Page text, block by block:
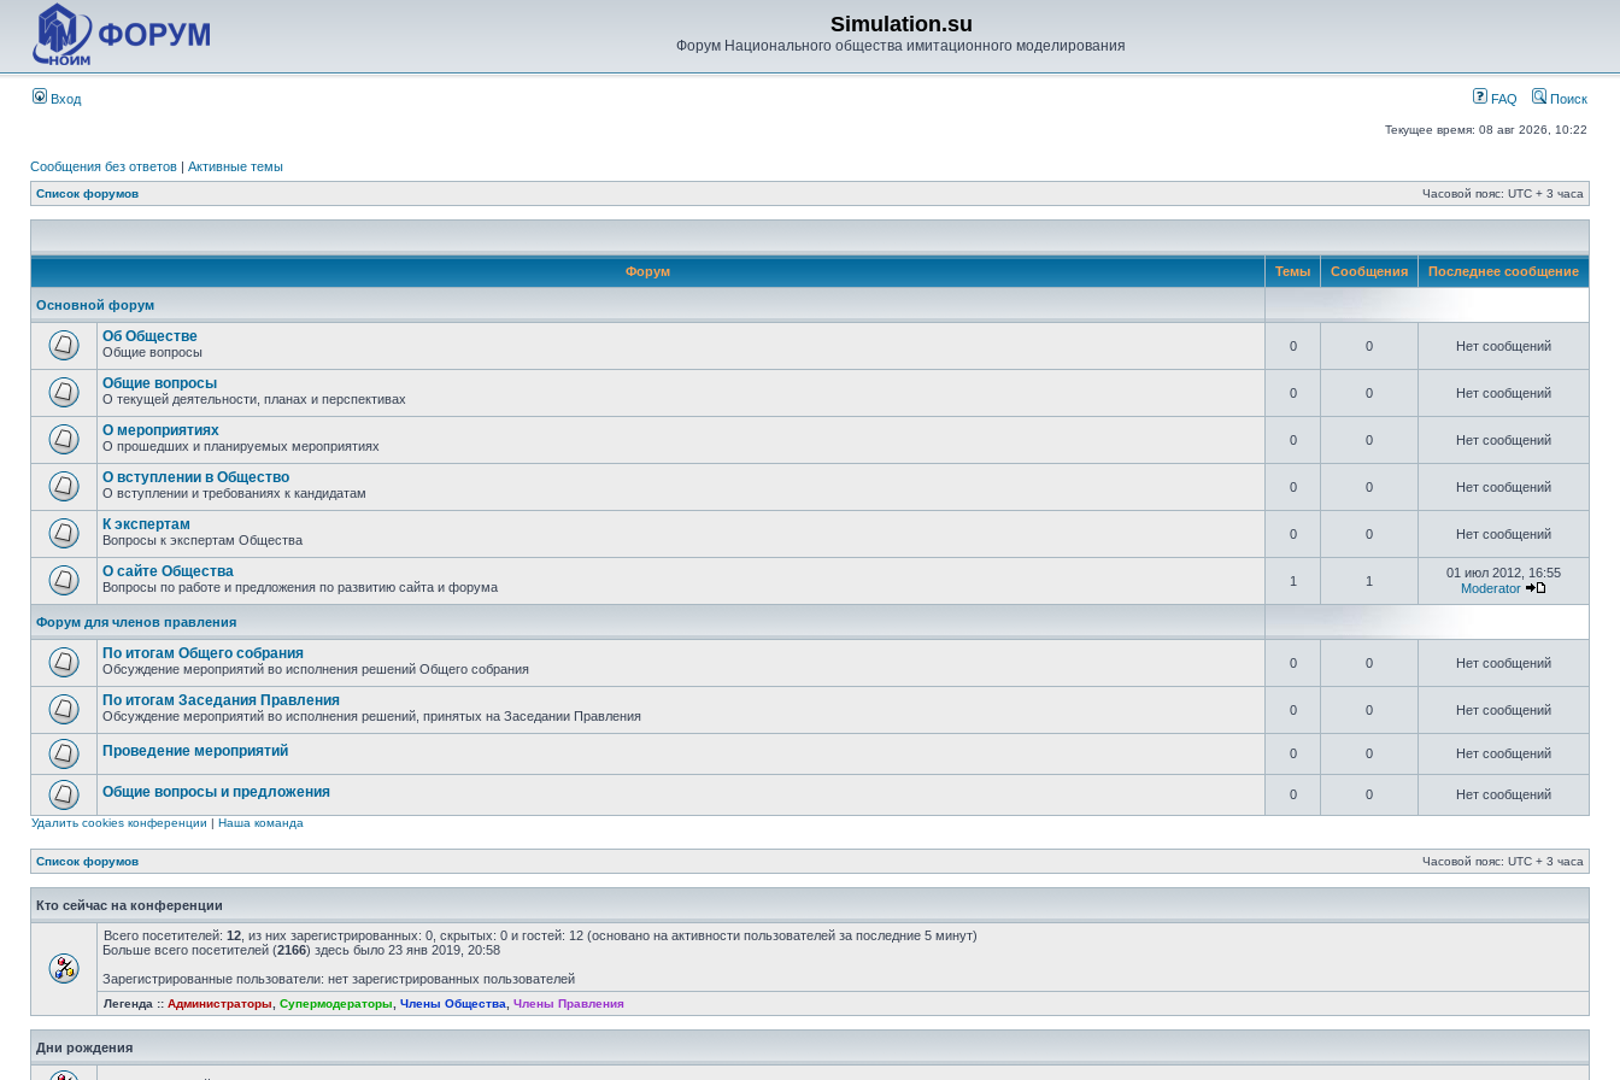
Simulation.su
Форум Национального общества имитационного моделирования
Вход FAQ Поиск
Текущее время: 08 авг 2026, 10:22
Сообщения без ответов | Активные темы
Список форумов Часовой пояс: UTC + 3 часа
Форум Темы Сообщения Последнее сообщение
Основной форум
Об Обществе
Общие вопросы 0 0 Нет сообщений
Общие вопросы
О текущей деятельности, планах и перспективах 0 0 Нет сообщений
О мероприятиях
О прошедших и планируемых мероприятиях 0 0 Нет сообщений
О вступлении в Общество
О вступлении и требованиях к кандидатам 0 0 Нет сообщений
К экспертам
Вопросы к экспертам Общества 0 0 Нет сообщений
О сайте Общества
Вопросы по работе и предложения по развитию сайта и форума 1 1
01 июл 2012, 16:55
Moderator
Форум для членов правления
По итогам Общего собрания
Обсуждение мероприятий во исполнения решений Общего собрания 0 0 Нет сообщений
По итогам Заседания Правления
Обсуждение мероприятий во исполнения решений, принятых на Заседании Правления 0 0 Нет сообщений
Проведение мероприятий 0 0 Нет сообщений
Общие вопросы и предложения 0 0 Нет сообщений
Удалить cookies конференции | Наша команда
Список форумов Часовой пояс: UTC + 3 часа
Кто сейчас на конференции
Всего посетителей: 12 , из них зарегистрированных: 0, скрытых: 0 и гостей: 12 (основано на активности пользователей за последние 5 минут)
Больше всего посетителей (2166) здесь было 23 янв 2019, 20:58
Зарегистрированные пользователи: нет зарегистрированных пользователей
Легенда :: Администраторы Супермодераторы Члены Общества Члены Правления
Дни рождения